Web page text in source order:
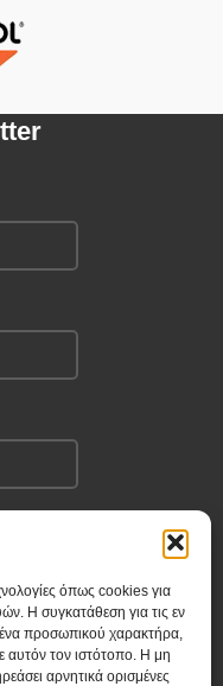
όπως cookies για
Η συγκατάθεση για τις εν
προσωπικού χαρακτήρα,
αυτόν τον ιστότοπο. Η μη
αρνητικά ορισμένες